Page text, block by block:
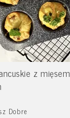
z mięsem
Dobre